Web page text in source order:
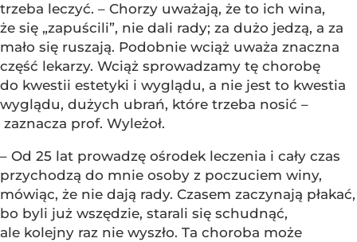
trzeba leczyć. – Chorzy uważają, że to ich wina,
że się „zapuścili”, nie dali rady; za dużo jedzą, a za
mało się ruszają. Podobnie wciąż uważa znaczna
część lekarzy. Wciąż sprowadzamy tę chorobę
do kwestii estetyki i wyglądu, a nie jest to kwestia
wyglądu, dużych ubrań, które trzeba nosić –
zaznacza prof. Wyleżoł.
– Od 25 lat prowadzę ośrodek leczenia i cały czas
przychodzą do mnie osoby z poczuciem winy,
mówiąc, że nie dają rady. Czasem zaczynają płakać,
bo byli już wszędzie, starali się schudnąć,
ale kolejny raz nie wyszło. Ta choroba może